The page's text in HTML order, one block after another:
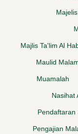
Majlis Ta'lim Al
Maulid
Muamalah
Nasihat
Pendaftaran
Pengajian